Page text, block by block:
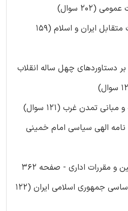
بخش 2: خدمات متقابل ایران و اسلام (159
بر دستاوردهای چهل ساله انقلاب
نامه الهی سیاسی امام خمینی
و مقررات اداری - صفحه 362
بخش 1: قانون اساسی جمهوری اسلامی ایران (122